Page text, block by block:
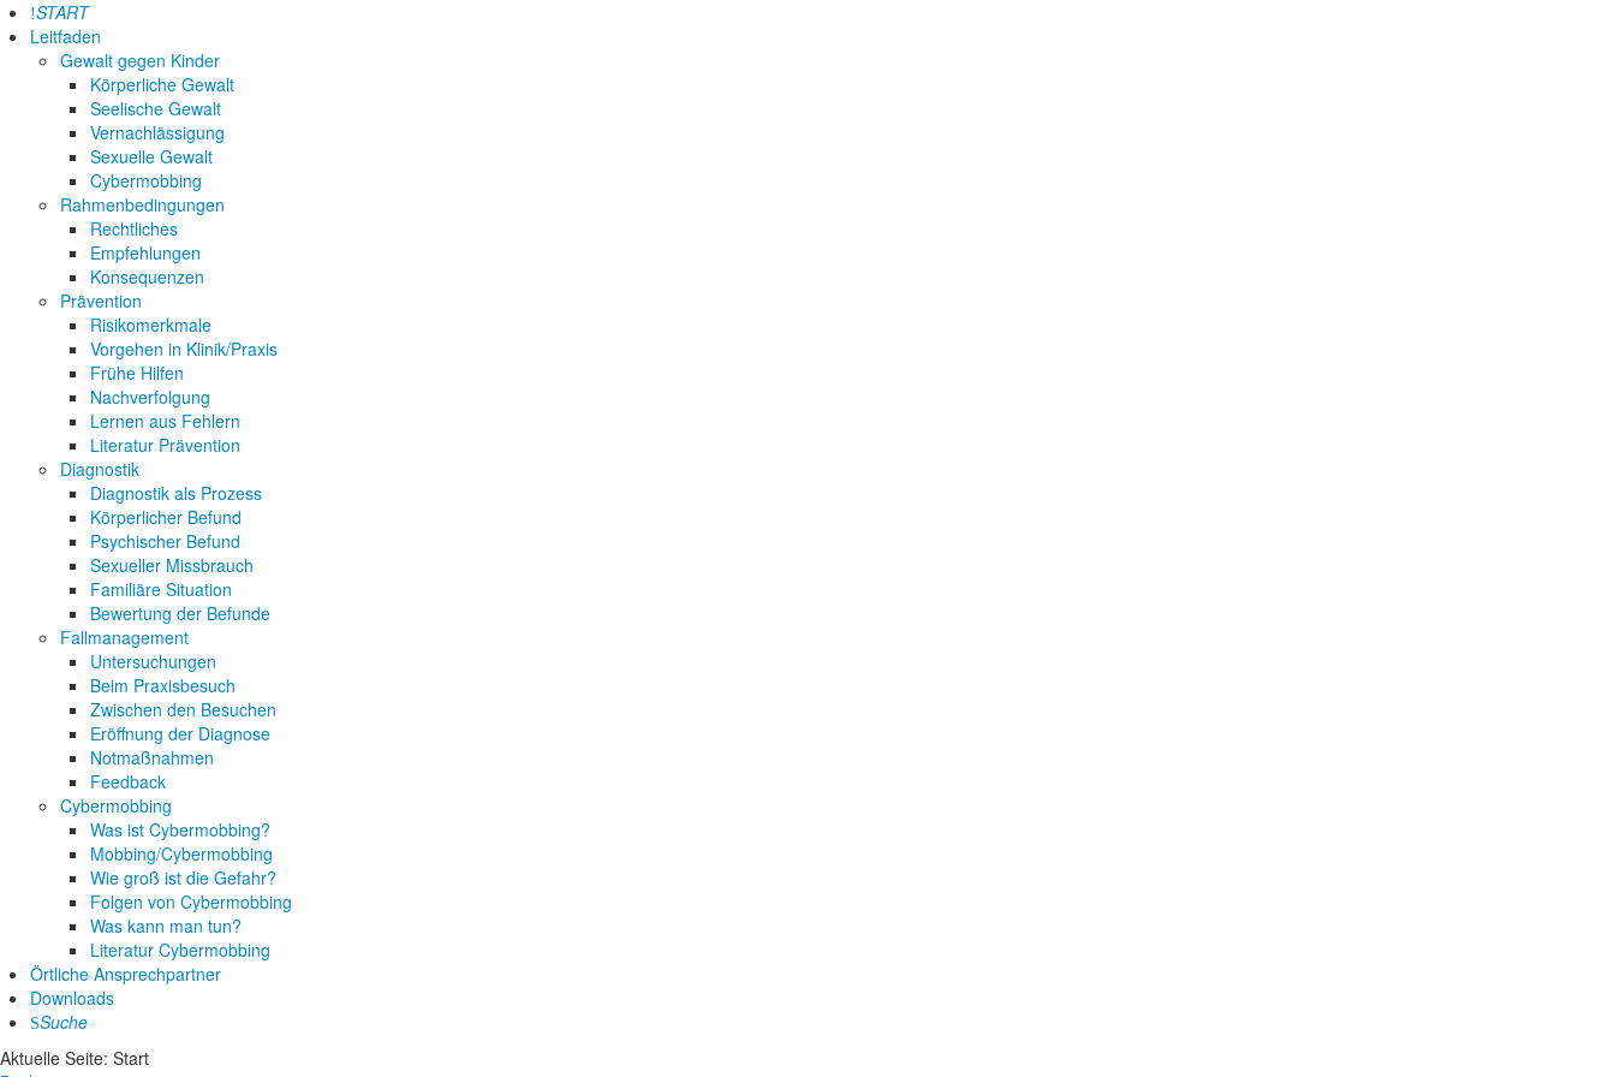
START
Leitfaden
Gewalt gegen Kinder
Körperliche Gewalt
Seelische Gewalt
Vernachlässigung
Sexuelle Gewalt
Cybermobbing
Rahmenbedingungen
Rechtliches
Empfehlungen
Konsequenzen
Prävention
Risikomerkmale
Vorgehen in Klinik/Praxis
Frühe Hilfen
Nachverfolgung
Lernen aus Fehlern
Literatur Prävention
Diagnostik
Diagnostik als Prozess
Körperlicher Befund
Psychischer Befund
Sexueller Missbrauch
Familiäre Situation
Bewertung der Befunde
Fallmanagement
Untersuchungen
Beim Praxisbesuch
Zwischen den Besuchen
Eröffnung der Diagnose
Notmaßnahmen
Feedback
Cybermobbing
Was ist Cybermobbing?
Mobbing/Cybermobbing
Wie groß ist die Gefahr?
Folgen von Cybermobbing
Was kann man tun?
Literatur Cybermobbing
Örtliche Ansprechpartner
Downloads
Suche
Aktuelle Seite: Start